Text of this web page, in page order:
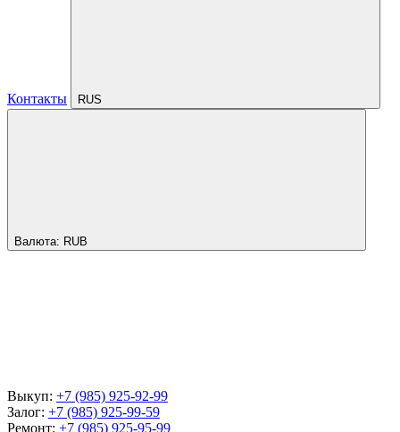
Контакты RUS
Валюта: RUB
Выкуп: +7 (985) 925-92-99
Залог: +7 (985) 925-99-59
Ремонт: +7 (985) 925-95-99